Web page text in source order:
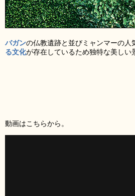
バガンの仏教遺跡と並びミャンマーの
る文化が存在しているため独特な美しい
動画はこちらから。